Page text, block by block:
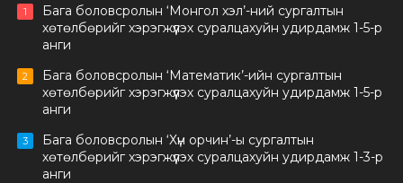
1
Бага боловсролын ‘Монгол хэл’-ний сургалтын
хөтөлбөрийг хэрэгжүүлэх суралцахуйн удирдамж 1-5-р
анги
2
Бага боловсролын ‘Математик’-ийн сургалтын
хөтөлбөрийг хэрэгжүүлэх суралцахуйн удирдамж 1-5-р
анги
3
Бага боловсролын ‘Хүн орчин’-ы сургалтын
хөтөлбөрийг хэрэгжүүлэх суралцахуйн удирдамж 1-3-р
анги